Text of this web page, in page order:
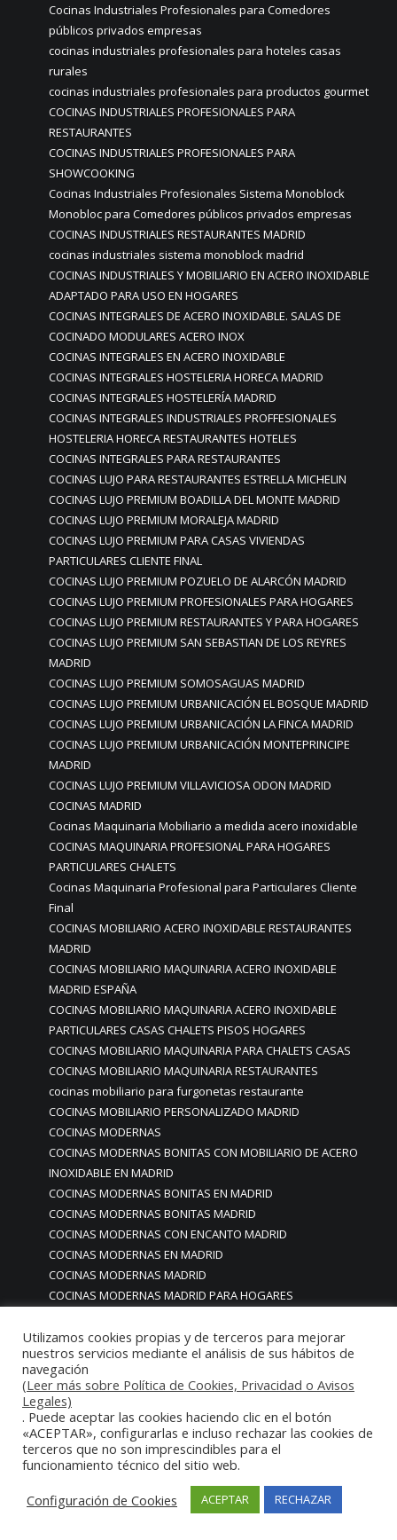
Cocinas Industriales Profesionales para Comedores
públicos privados empresas
cocinas industriales profesionales para hoteles casas
rurales
cocinas industriales profesionales para productos gourmet
COCINAS INDUSTRIALES PROFESIONALES PARA
RESTAURANTES
COCINAS INDUSTRIALES PROFESIONALES PARA
SHOWCOOKING
Cocinas Industriales Profesionales Sistema Monoblock
Monobloc para Comedores públicos privados empresas
COCINAS INDUSTRIALES RESTAURANTES MADRID
cocinas industriales sistema monoblock madrid
COCINAS INDUSTRIALES Y MOBILIARIO EN ACERO INOXIDABLE
ADAPTADO PARA USO EN HOGARES
COCINAS INTEGRALES DE ACERO INOXIDABLE. SALAS DE
COCINADO MODULARES ACERO INOX
COCINAS INTEGRALES EN ACERO INOXIDABLE
COCINAS INTEGRALES HOSTELERIA HORECA MADRID
COCINAS INTEGRALES HOSTELERÍA MADRID
COCINAS INTEGRALES INDUSTRIALES PROFFESIONALES
HOSTELERIA HORECA RESTAURANTES HOTELES
COCINAS INTEGRALES PARA RESTAURANTES
COCINAS LUJO PARA RESTAURANTES ESTRELLA MICHELIN
COCINAS LUJO PREMIUM BOADILLA DEL MONTE MADRID
COCINAS LUJO PREMIUM MORALEJA MADRID
COCINAS LUJO PREMIUM PARA CASAS VIVIENDAS
PARTICULARES CLIENTE FINAL
COCINAS LUJO PREMIUM POZUELO DE ALARCÓN MADRID
COCINAS LUJO PREMIUM PROFESIONALES PARA HOGARES
COCINAS LUJO PREMIUM RESTAURANTES Y PARA HOGARES
COCINAS LUJO PREMIUM SAN SEBASTIAN DE LOS REYRES
MADRID
COCINAS LUJO PREMIUM SOMOSAGUAS MADRID
COCINAS LUJO PREMIUM URBANICACIÓN EL BOSQUE MADRID
COCINAS LUJO PREMIUM URBANICACIÓN LA FINCA MADRID
COCINAS LUJO PREMIUM URBANICACIÓN MONTEPRINCIPE
MADRID
COCINAS LUJO PREMIUM VILLAVICIOSA ODON MADRID
COCINAS MADRID
Cocinas Maquinaria Mobiliario a medida acero inoxidable
COCINAS MAQUINARIA PROFESIONAL PARA HOGARES
PARTICULARES CHALETS
Cocinas Maquinaria Profesional para Particulares Cliente
Final
COCINAS MOBILIARIO ACERO INOXIDABLE RESTAURANTES
MADRID
COCINAS MOBILIARIO MAQUINARIA ACERO INOXIDABLE
MADRID ESPAÑA
COCINAS MOBILIARIO MAQUINARIA ACERO INOXIDABLE
PARTICULARES CASAS CHALETS PISOS HOGARES
COCINAS MOBILIARIO MAQUINARIA PARA CHALETS CASAS
COCINAS MOBILIARIO MAQUINARIA RESTAURANTES
cocinas mobiliario para furgonetas restaurante
COCINAS MOBILIARIO PERSONALIZADO MADRID
COCINAS MODERNAS
COCINAS MODERNAS BONITAS CON MOBILIARIO DE ACERO
INOXIDABLE EN MADRID
COCINAS MODERNAS BONITAS EN MADRID
COCINAS MODERNAS BONITAS MADRID
COCINAS MODERNAS CON ENCANTO MADRID
COCINAS MODERNAS EN MADRID
COCINAS MODERNAS MADRID
COCINAS MODERNAS MADRID PARA HOGARES
COCINAS MODULARES CON SISTEMA MONOBLOCK PARA
HOSTELERIA HORECA
COCINAS MODULARES CON SISTEMA MONOBLOCK PARA
HOSTELERIA HORECA RESTAURANTES BARES HOTELES
COCINAS MODULARES CON SISTEMA MONOBLOCK PARA
HOSTELERIA HORECA RESTAURANTES BARES HOTELES
COMEDORES
Cocinas modulares monoblock de lujo
Utilizamos cookies propias y de terceros para mejorar
nuestros servicios mediante el análisis de sus hábitos de
navegación
(Leer más sobre Política de Cookies, Privacidad o Avisos
Legales)
. Puede aceptar las cookies haciendo clic en el botón
«ACEPTAR», configurarlas e incluso rechazar las cookies de
terceros que no son imprescindibles para el
funcionamiento técnico del sitio web.
Configuración de Cookies
ACEPTAR RECHAZAR